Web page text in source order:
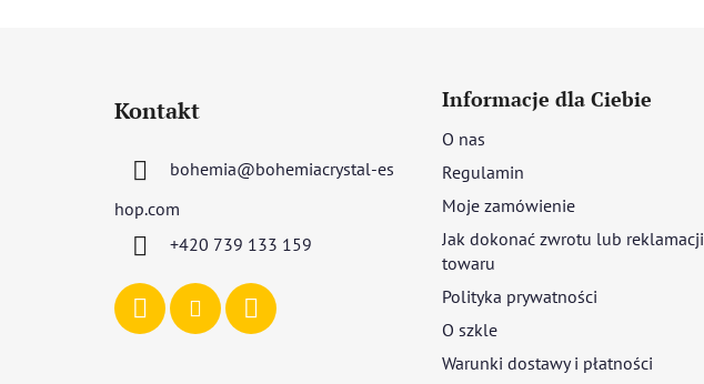
Kontakt
bohemia@bohemiacrystal-es
hop.com
+420 739 133 159
Informacje dla Ciebie
O nas
Regulamin
Moje zamówienie
Jak dokonać zwrotu lub reklamacji
towaru
Polityka prywatności
O szkle
Warunki dostawy i płatności